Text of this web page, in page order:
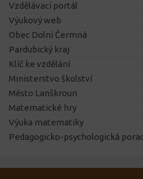
Vzdělávací portál
Výukový web
Obec Dolní Čermná
Pardubický kraj
Klíč ke vzdělání
Ministerstvo školství
Město Lanškroun
Matematické hry
Výuka matematiky
Pedagogicko-psychologická